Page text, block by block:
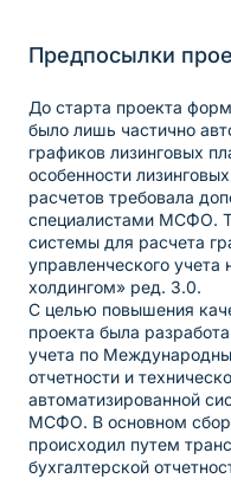
Предпосылки
До старта проекта
было лишь частично
графиков лизинговых
особенности
расчетов требовала
специалистами МСФО.
системы для расчета
управленческого учета
холдингом» ред. 3.0.
С целью повышения
проекта была
учета по
отчетности и
автоматизированной
МСФО. В основном
происходил путем
бухгалтерской